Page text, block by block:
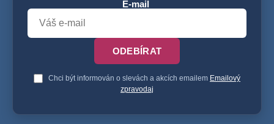
E-mail
ODEBÍRAT
Chci být informován o slevách a akcích emailem Emailový
zpravodaj